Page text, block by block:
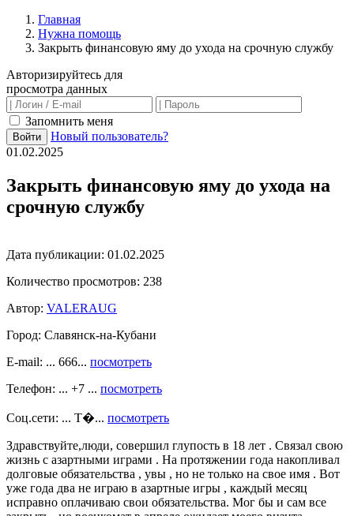
Главная
Нужна помощь
Закрыть финансовую яму до ухода на срочную службу
Авторизируйтесь для
просмотра данных
Запомнить меня
Войти
Новый пользователь?
01.02.2025
Закрыть финансовую яму до ухода на
срочную службу
Дата публикации: 01.02.2025
Количество просмотров: 238
Автор: VALERAUG
Город: Славянск-на-Кубани
E-mail: ... 666... посмотреть
Телефон: ... +7 ... посмотреть
Соц.сети: ... Т�... посмотреть
Здравствуйте,люди, совершил глупость в 18 лет . Связал свою
жизнь с азартными играми . На протяжении года накопливал
долговые обязательства , увы , но не только на свое имя . Вот
уже года два не играю в азартные игры , каждый месяц
исправно оплачиваю свои обязательства. Мог бы и сам все